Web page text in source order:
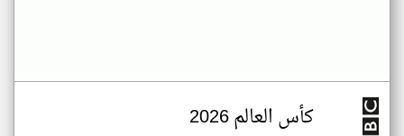
كأس العالم 2026